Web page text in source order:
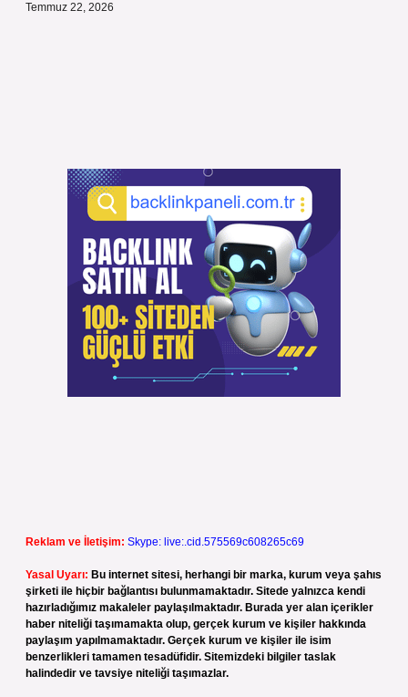
Temmuz 22, 2026
Reklam ve İletişim: Skype: live:.cid.575569c608265c69
Yasal Uyarı: Bu internet sitesi, herhangi bir marka, kurum veya şahıs
şirketi ile hiçbir bağlantısı bulunmamaktadır. Sitede yalnızca kendi
hazırladığımız makaleler paylaşılmaktadır. Burada yer alan içerikler
haber niteliği taşımamakta olup, gerçek kurum ve kişiler hakkında
paylaşım yapılmamaktadır. Gerçek kurum ve kişiler ile isim
benzerlikleri tamamen tesadüfidir. Sitemizdeki bilgiler taslak
halindedir ve tavsiye niteliği taşımazlar.